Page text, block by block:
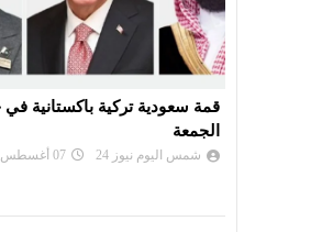
قمة سعودية تركية باكستانية
الجمعة
شمس اليوم نيوز 24 07 أغسطس 2026